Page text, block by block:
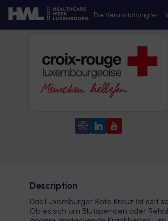
Die Veranstaltung
Description
Das Luxemburger Rote Kreuz ist seit
Ob es sich um Blutspenden oder